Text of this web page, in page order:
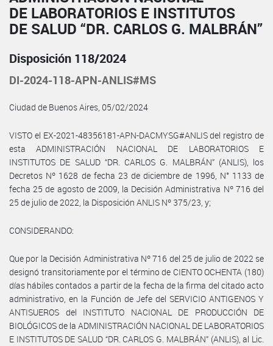
DE LABORATORIOS E INSTITUTOS
DE SALUD “DR. CARLOS G. MALBRÁN”
Disposición 118/2024
DI-2024-118-APN-ANLIS#MS
Ciudad de Buenos Aires, 05/02/2024
VISTO el EX-2021-48356181-APN-DACMYSG#ANLIS del registro de
esta ADMINISTRACIÓN NACIONAL DE LABORATORIOS E
INSTITUTOS DE SALUD “DR. CARLOS G. MALBRÁN” (ANLIS), los
Decretos Nº 1628 de fecha 23 de diciembre de 1996, N° 1133 de
fecha 25 de agosto de 2009, la Decisión Administrativa Nº 716 del
25 de julio de 2022, la Disposición ANLIS Nº 375/23, y;
CONSIDERANDO:
Que por la Decisión Administrativa Nº 716 del 25 de julio de 2022 se
designó transitoriamente por el término de CIENTO OCHENTA (180)
días hábiles contados a partir de la fecha de la firma del citado acto
administrativo, en la Función de Jefe del SERVICIO ANTIGENOS Y
ANTISUEROS del INSTITUTO NACIONAL DE PRODUCCIÓN DE
BIOLÓGICOS de la ADMINISTRACIÓN NACIONAL DE LABORATORIOS
E INSTITUTOS DE SALUD “DR. CARLOS G. MALBRÁN” (ANLIS), al Lic.